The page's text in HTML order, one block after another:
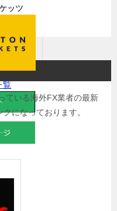
ッツ
覧
ている海外FX業者の最新
になっております。